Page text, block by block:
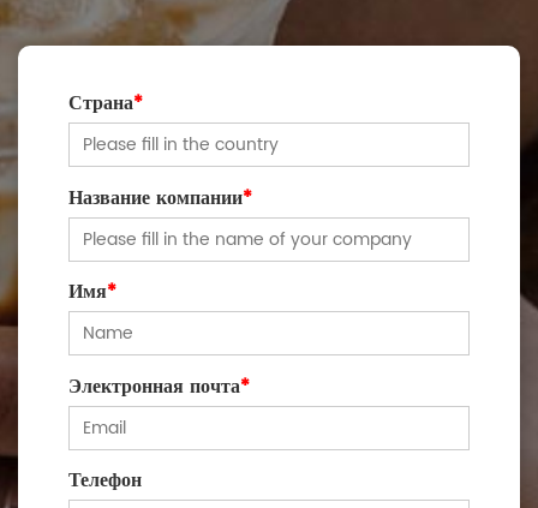
Имя*
Электронная почта*
Телефон
Страна*
Название компании*